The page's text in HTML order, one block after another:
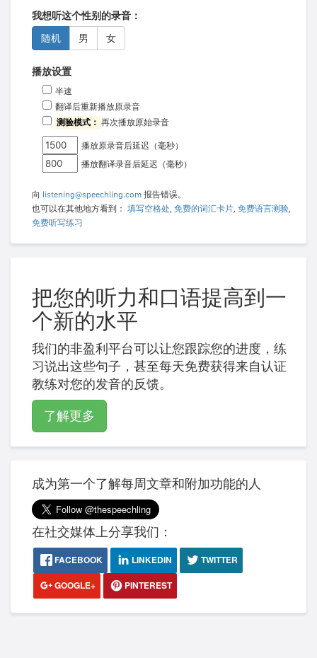
我想听这个性别的录音：
随机
男 女
播放设置
半速
翻译后重新播放原录音
测验模式： 再次播放原始录音
播放原录音后延迟（毫秒）
播放翻译录音后延迟（毫秒）
向 listening@speechling.com 报告错误。
也可以在其他地方看到： 填写空格处, 免费的词汇卡片, 免费语言测验,
免费听写练习
把您的听力和口语提高到一
个新的水平
我们的非盈利平台可以让您跟踪您的进度，练
习说出这些句子，甚至每天免费获得来自认证
教练对您的发音的反馈。
了解更多
成为第一个了解每周文章和附加功能的人
在社交媒体上分享我们：
FACEBOOK LINKEDIN
TWITTER
GOOGLE+
PINTEREST